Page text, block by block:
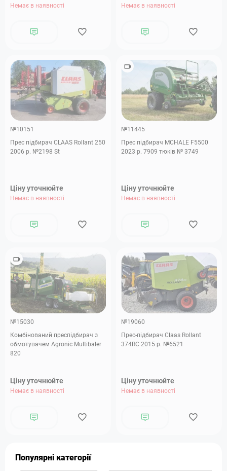
Немає в наявності Немає в наявності
№10151
Прес підбирач CLAAS Rollant 250
2006 р. №2198 St
Ціну уточнюйте
Немає в наявності
№11445
Прес підбирач MCHALE F5500
2023 р. 7909 тюків № 3749
Ціну уточнюйте
Немає в наявності
№15030
Комбінований преспідбирач з
обмотувачем Agronic Multibaler
820
Ціну уточнюйте
Немає в наявності
№19060
Прес-підбирач Claas Rollant
374RC 2015 р. №6521
Ціну уточнюйте
Немає в наявності
Популярні категорії